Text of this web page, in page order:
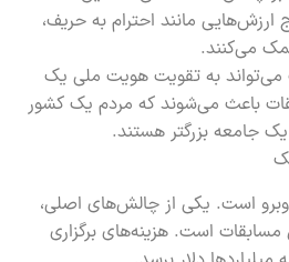
مانند احترام به حریف،
به تقویت هویت ملی یک
باعث می‌شوند که مردم یک کشور
جامعه بزرگتر هستند.
است. یکی از چالش‌های اصلی،
مسابقات است. هزینه‌های برگزاری